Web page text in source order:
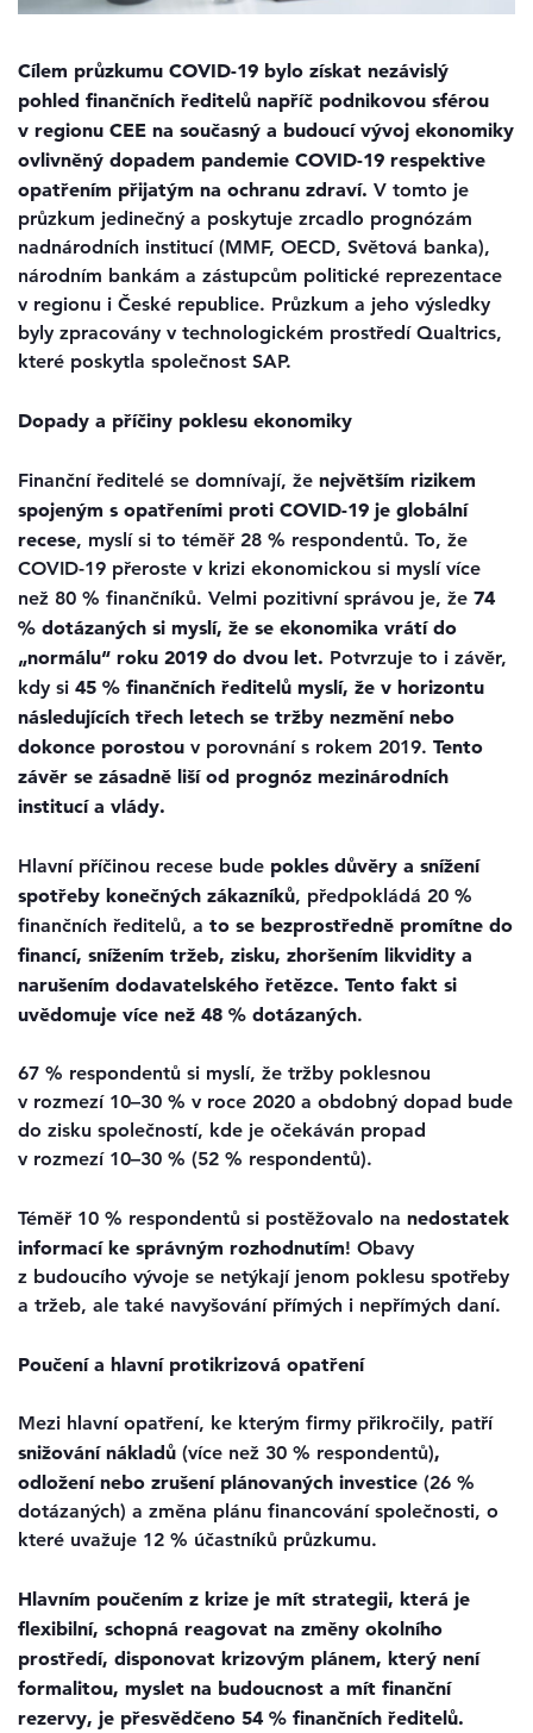
Cílem průzkumu COVID-19 bylo získat nezávislý
pohled finančních ředitelů napříč podnikovou sférou
v regionu CEE na současný a budoucí vývoj ekonomiky
ovlivněný dopadem pandemie COVID-19 respektive
opatřením přijatým na ochranu zdraví. V tomto je
průzkum jedinečný a poskytuje zrcadlo prognózám
nadnárodních institucí (MMF, OECD, Světová banka),
národním bankám a zástupcům politické reprezentace
v regionu i České republice. Průzkum a jeho výsledky
byly zpracovány v technologickém prostředí Qualtrics,
které poskytla společnost SAP.
Dopady a příčiny poklesu ekonomiky
Finanční ředitelé se domnívají, že největším rizikem
spojeným s opatřeními proti COVID-19 je globální
recese, myslí si to téměř 28 % respondentů. To, že
COVID-19 přeroste v krizi ekonomickou si myslí více
než 80 % finančníků. Velmi pozitivní správou je, že 74
% dotázaných si myslí, že se ekonomika vrátí do
„normálu“ roku 2019 do dvou let. Potvrzuje to i závěr,
kdy si 45 % finančních ředitelů myslí, že v horizontu
následujících třech letech se tržby nezmění nebo
dokonce porostou v porovnání s rokem 2019. Tento
závěr se zásadně liší od prognóz mezinárodních
institucí a vlády.
Hlavní příčinou recese bude pokles důvěry a snížení
spotřeby konečných zákazníků, předpokládá 20 %
finančních ředitelů, a to se bezprostředně promítne do
financí, snížením tržeb, zisku, zhoršením likvidity a
narušením dodavatelského řetězce. Tento fakt si
uvědomuje více než 48 % dotázaných.
67 % respondentů si myslí, že tržby poklesnou
v rozmezí 10–30 % v roce 2020 a obdobný dopad bude
do zisku společností, kde je očekáván propad
v rozmezí 10–30 % (52 % respondentů).
Téměř 10 % respondentů si postěžovalo na nedostatek
informací ke správným rozhodnutím! Obavy
z budoucího vývoje se netýkají jenom poklesu spotřeby
a tržeb, ale také navyšování přímých i nepřímých daní.
Poučení a hlavní protikrizová opatření
Mezi hlavní opatření, ke kterým firmy přikročily, patří
snižování nákladů (více než 30 % respondentů),
odložení nebo zrušení plánovaných investice (26 %
dotázaných) a změna plánu financování společnosti, o
které uvažuje 12 % účastníků průzkumu.
Hlavním poučením z krize je mít strategii, která je
flexibilní, schopná reagovat na změny okolního
prostředí, disponovat krizovým plánem, který není
formalitou, myslet na budoucnost a mít finanční
rezervy, je přesvědčeno 54 % finančních ředitelů.